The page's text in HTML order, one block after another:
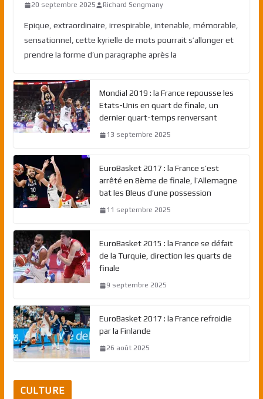
20 septembre 2025 Richard Sengmany
Epique, extraordinaire, irrespirable, intenable, mémorable,
sensationnel, cette kyrielle de mots pourrait s’allonger et
prendre la forme d’un paragraphe après la
Mondial 2019 : la France repousse les
Etats-Unis en quart de finale, un
dernier quart-temps renversant
13 septembre 2025
EuroBasket 2017 : la France s’est
arrêté en 8ème de finale, l’Allemagne
bat les Bleus d’une possession
11 septembre 2025
EuroBasket 2015 : la France se défait
de la Turquie, direction les quarts de
finale
9 septembre 2025
EuroBasket 2017 : la France refroidie
par la Finlande
26 août 2025
CULTURE